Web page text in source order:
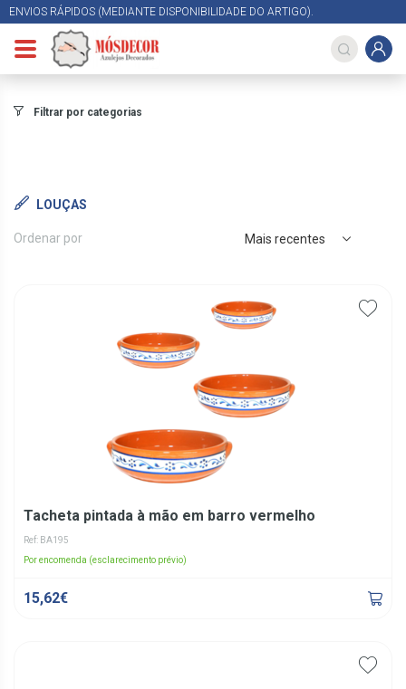
ENVIOS RÁPIDOS (MEDIANTE DISPONIBILIDADE DO ARTIGO).
Filtrar por categorias
LOUÇAS
Ordenar por Mais recentes
Tacheta pintada à mão em barro vermelho
Ref: BA195
Por encomenda (esclarecimento prévio)
15,62€